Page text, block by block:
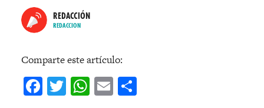
REDACCIÓN
REDACCION
Comparte este artículo:
Facebook
Twitter
WhatsApp
Email